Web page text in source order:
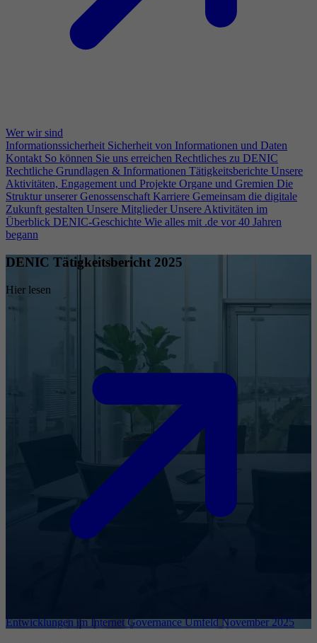
Wer wir sind
Informationssicherheit Sicherheit von Informationen und Daten
Kontakt So können Sie uns erreichen Rechtliches zu DENIC
Rechtliche Grundlagen & Informationen Tätigkeitsberichte Unsere
Aktivitäten, Engagement und Projekte Organe und Gremien Die
Struktur unserer Genossenschaft Karriere Gemeinsam die digitale
Zukunft gestalten Unsere Mitglieder Unsere Aktivitäten im
Überblick DENIC-Geschichte Wie alles mit .de vor 40 Jahren
begann
DENIC Tätigkeitsbericht 2025
Hier lesen
Entwicklungen im Internet Governance Umfeld November 2025